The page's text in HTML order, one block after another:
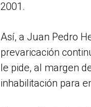
2001.
Así, a Juan Pedro
prevaricación
le pide, al margen
inhabilitación para